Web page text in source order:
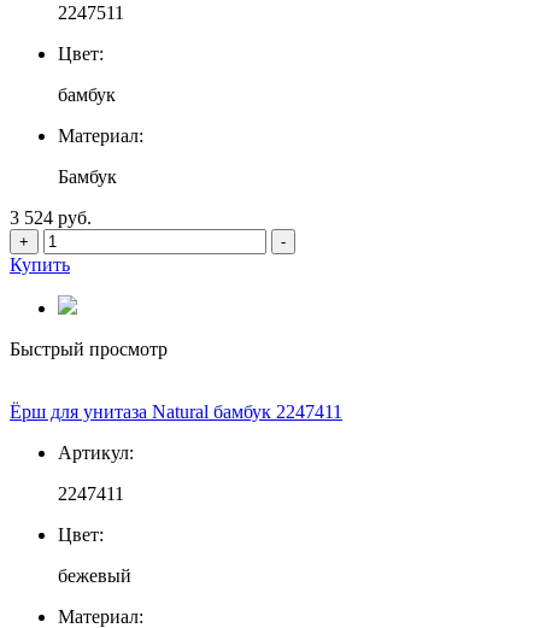
2247511
Цвет:
бамбук
Материал:
Бамбук
3 524 руб.
+ -
Купить
Быстрый просмотр
Ёрш для унитаза Natural бамбук 2247411
Артикул:
2247411
Цвет:
бежевый
Материал: